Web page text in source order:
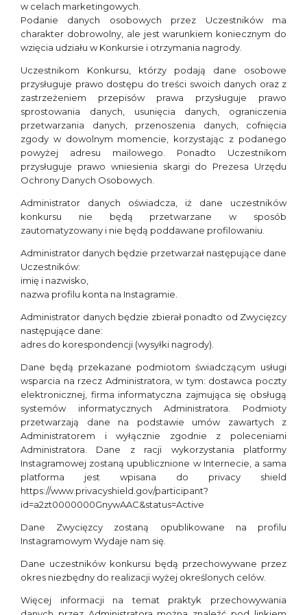
w celach marketingowych.
Podanie danych osobowych przez Uczestników ma
charakter dobrowolny, ale jest warunkiem koniecznym do
wzięcia udziału w Konkursie i otrzymania nagrody.
Uczestnikom Konkursu, którzy podają dane osobowe
przysługuje prawo dostępu do treści swoich danych oraz z
zastrzeżeniem przepisów prawa przysługuje prawo
sprostowania danych, usunięcia danych, ograniczenia
przetwarzania danych, przenoszenia danych, cofnięcia
zgody w dowolnym momencie, korzystając z podanego
powyżej adresu mailowego. Ponadto Uczestnikom
przysługuje prawo wniesienia skargi do Prezesa Urzędu
Ochrony Danych Osobowych.
Administrator danych oświadcza, iż dane uczestników
konkursu nie będą przetwarzane w sposób
zautomatyzowany i nie będą poddawane profilowaniu.
Administrator danych będzie przetwarzał następujące dane
Uczestników:
imię i nazwisko,
nazwa profilu konta na Instagramie.
Administrator danych będzie zbierał ponadto od Zwycięzcy
następujące dane:
adres do korespondencji (wysyłki nagrody).
Dane będą przekazane podmiotom świadczącym usługi
wsparcia na rzecz Administratora, w tym: dostawca poczty
elektronicznej, firma informatyczna zajmująca się obsługą
systemów informatycznych Administratora. Podmioty
przetwarzają dane na podstawie umów zawartych z
Administratorem i wyłącznie zgodnie z poleceniami
Administratora. Dane z racji wykorzystania platformy
Instagramowej zostaną upublicznione w Internecie, a sama
platforma jest wpisana do privacy shield
https://www.privacyshield.gov/participant?
id=a2zt0000000GnywAAC&status=Active
Dane Zwycięzcy zostaną opublikowane na profilu
Instagramowym Wydaje nam się.
Dane uczestników konkursu będą przechowywane przez
okres niezbędny do realizacji wyżej określonych celów.
Więcej informacji na temat praktyk przechowywania